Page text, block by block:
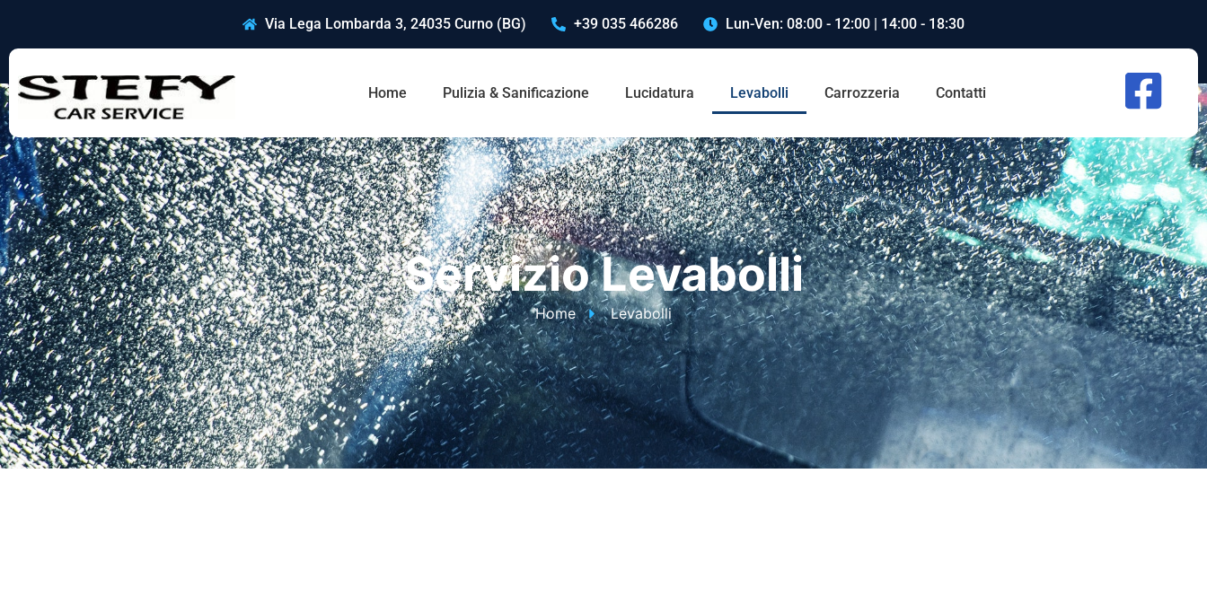
Via Lega Lombarda 3, 24035 Curno (BG) +39 035 466286 Lun-Ven: 08:00 - 12:00 | 14:00 - 18:30
Home Pulizia & Sanificazione Lucidatura Levabolli Carrozzeria Contatti
Servizio Levabolli
Home Levabolli